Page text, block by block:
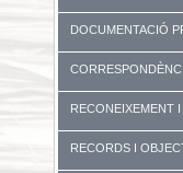
DOCUMENTACIÓ
RECONEIXEMENT
RECORDS I